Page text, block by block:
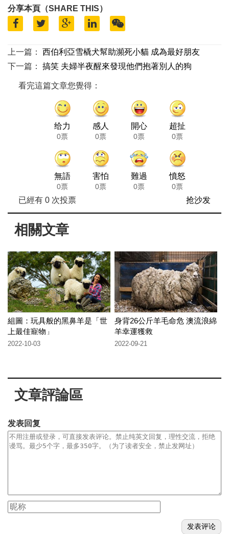
分享本頁（SHARE THIS）
上一篇：
西伯利亞雪橇犬幫助瀕死小貓 成為最好朋友
下一篇：
搞笑 夫婦半夜醒來發現他們抱著別人的狗
看完這篇文章您覺得：
给力
0票
感人
0票
開心
0票
超扯
0票
無語
0票
害怕
0票
難過
0票
憤怒
0票
已經有 0次投票 抢沙发
相關文章
組圖：玩具般的黑鼻羊是「世
上最佳寵物」
2022-10-03
身背26公斤羊毛命危 澳流浪綿
羊幸運獲救
2022-09-21
文章評論區
发表回复